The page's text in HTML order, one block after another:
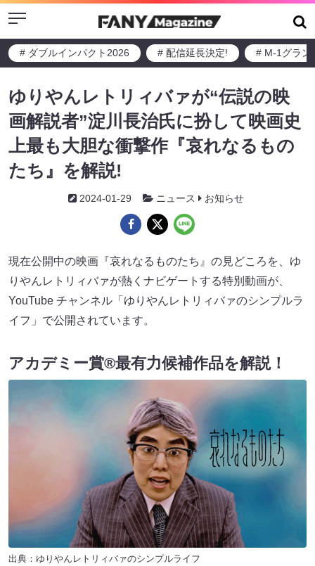
Menu
# ダブルインパクト2026 # 配信延長決定! # M-1グラン
ゆりやんレトリィバァが“伝説の映
画解説者”淀川長治氏に扮して映画史
上最も大胆な衝撃作『哀れなるもの
たち』を解説!
2024-01-29 ニュース お知らせ
現在公開中の映画『哀れなるものたち』の見どころを、ゆ
りやんレトリィバァが熱くナビゲートする特別動画が、
YouTube チャンネル「ゆりやんレトリィバァのシンプルラ
イフ」で公開されています。
アカデミー賞®最有力候補作品を解説！
出典： ゆりやんレトリィバァのシンプルライフ